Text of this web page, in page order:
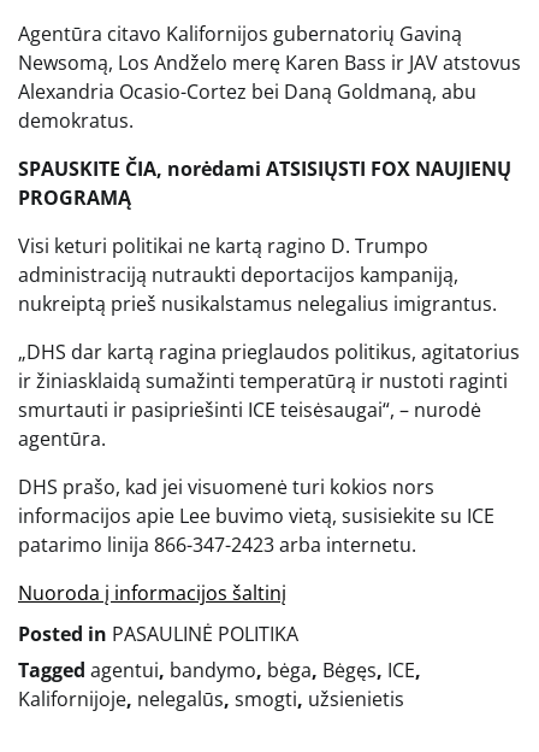
Agentūra citavo Kalifornijos gubernatorių Gaviną
Newsomą, Los Andželo merę Karen Bass ir JAV atstovus
Alexandria Ocasio-Cortez bei Daną Goldmaną, abu
demokratus.
SPAUSKITE ČIA, norėdami ATSISIŲSTI FOX NAUJIENŲ
PROGRAMĄ
Visi keturi politikai ne kartą ragino D. Trumpo
administraciją nutraukti deportacijos kampaniją,
nukreiptą prieš nusikalstamus nelegalius imigrantus.
„DHS dar kartą ragina prieglaudos politikus, agitatorius
ir žiniasklaidą sumažinti temperatūrą ir nustoti raginti
smurtauti ir pasipriešinti ICE teisėsaugai“, – nurodė
agentūra.
DHS prašo, kad jei visuomenė turi kokios nors
informacijos apie Lee buvimo vietą, susisiekite su ICE
patarimo linija 866-347-2423 arba internetu.
Nuoroda į informacijos šaltinį
Posted in PASAULINĖ POLITIKA
Tagged agentui, bandymo, bėga, Bėgęs, ICE,
Kalifornijoje, nelegalūs, smogti, užsienietis